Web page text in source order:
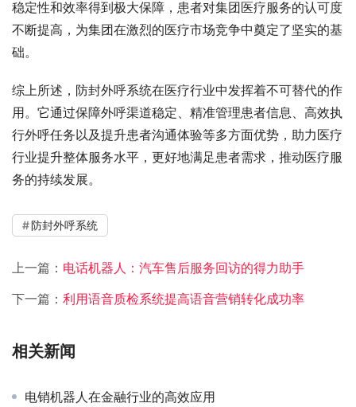
稳定性和效率得到极大保障，患者对集团医疗服务的认可度
不断提高，为集团在激烈的医疗市场竞争中奠定了坚实的基
础。
综上所述，防封外呼系统在医疗行业中发挥着不可替代的作
用。它通过保障外呼渠道稳定、精准管理患者信息、高效执
行外呼任务以及提升患者沟通体验等多方面优势，助力医疗
行业提升整体服务水平，更好地满足患者需求，推动医疗服
务的持续发展。
防封外呼系统
上一篇： 电话机器人：汽车售后服务回访的得力助手
下一篇： 利用语音质检系统提高语音营销转化成功率
相关新闻
电销机器人在金融行业的高效应用